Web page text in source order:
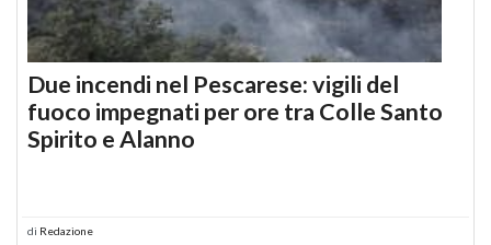
Due incendi nel Pescarese: vigili del
fuoco impegnati per ore tra Colle Santo
Spirito e Alanno
di Redazione